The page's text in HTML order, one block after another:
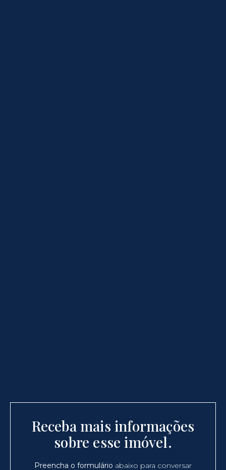
Receba mais informações
sobre esse imóvel.
Preencha o formulário abaixo para conversar